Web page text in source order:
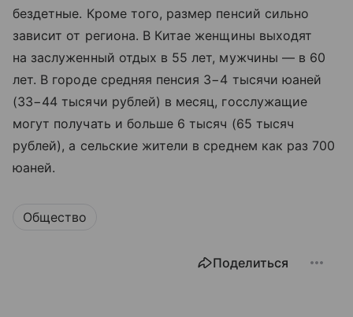
бездетные. Кроме того, размер пенсий сильно
зависит от региона. В Китае женщины выходят
на заслуженный отдых в 55 лет, мужчины — в 60
лет. В городе средняя пенсия 3−4 тысячи юаней
(33−44 тысячи рублей) в месяц, госслужащие
могут получать и больше 6 тысяч (65 тысяч
рублей), а сельские жители в среднем как раз 700
юаней.
Общество
Поделиться